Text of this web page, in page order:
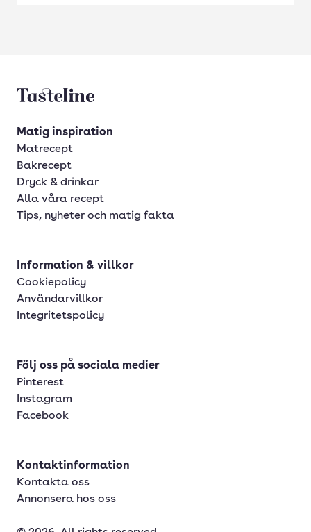
Tasteline startsida
Matig inspiration
Matrecept
Bakrecept
Dryck & drinkar
Alla våra recept
Tips, nyheter och matig fakta
Information & villkor
Cookiepolicy
Användarvillkor
Integritetspolicy
Följ oss på sociala medier
Pinterest
Instagram
Facebook
Kontaktinformation
Kontakta oss
Annonsera hos oss